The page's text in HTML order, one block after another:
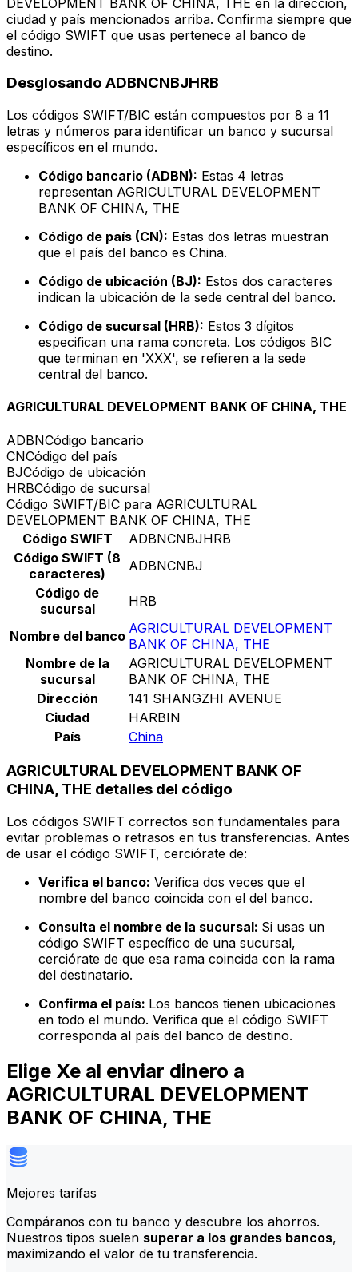
ciudad y país mencionados arriba. Confirma siempre que
el código SWIFT que usas pertenece al banco de
destino.
Desglosando ADBNCNBJHRB
Los códigos SWIFT/BIC están compuestos por 8 a 11
letras y números para identificar un banco y sucursal
específicos en el mundo.
Código bancario (ADBN): Estas 4 letras
representan AGRICULTURAL DEVELOPMENT
BANK OF CHINA, THE
Código de país (CN): Estas dos letras muestran
que el país del banco es China.
Código de ubicación (BJ): Estos dos caracteres
indican la ubicación de la sede central del banco.
Código de sucursal (HRB): Estos 3 dígitos
especifican una rama concreta. Los códigos BIC
que terminan en 'XXX', se refieren a la sede
central del banco.
AGRICULTURAL DEVELOPMENT BANK OF CHINA, THE
ADBNCódigo bancario
CNCódigo del país
BJCódigo de ubicación
HRBCódigo de sucursal
Código SWIFT/BIC para AGRICULTURAL
DEVELOPMENT BANK OF CHINA, THE
Código SWIFT
ADBNCNBJHRB
Código SWIFT (8
caracteres)
ADBNCNBJ
Código de
sucursal
HRB
Nombre del banco AGRICULTURAL DEVELOPMENT
BANK OF CHINA, THE
Nombre de la
sucursal
AGRICULTURAL DEVELOPMENT
BANK OF CHINA, THE
Dirección
141 SHANGZHI AVENUE
Ciudad
HARBIN
País
China
AGRICULTURAL DEVELOPMENT BANK OF
CHINA, THE detalles del código
Los códigos SWIFT correctos son fundamentales para
evitar problemas o retrasos en tus transferencias. Antes
de usar el código SWIFT, cerciórate de:
Verifica el banco: Verifica dos veces que el
nombre del banco coincida con el del banco.
Consulta el nombre de la sucursal: Si usas un
código SWIFT específico de una sucursal,
cerciórate de que esa rama coincida con la rama
del destinatario.
Confirma el país: Los bancos tienen ubicaciones
en todo el mundo. Verifica que el código SWIFT
corresponda al país del banco de destino.
Elige Xe al enviar dinero a
AGRICULTURAL DEVELOPMENT
BANK OF CHINA, THE
Mejores tarifas
Compáranos con tu banco y descubre los ahorros.
Nuestros tipos suelen superar a los grandes bancos,
maximizando el valor de tu transferencia.